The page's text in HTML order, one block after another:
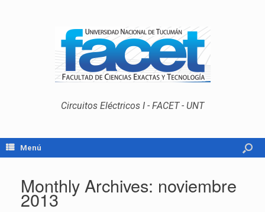
Circuitos Eléctricos I - FACET - UNT
Menú
Monthly Archives: noviembre
2013